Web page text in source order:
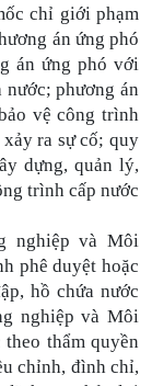
chỉ giới phạm
án ứng phó
án ứng phó với
phương án
vệ công trình
ra sự cố; quy
dựng, quản lý,
trình cấp nước
nghiệp và Môi
phê duyệt hoặc
hồ chứa nước
nghiệp và Môi
thẩm quyền
chỉnh, đình chỉ,